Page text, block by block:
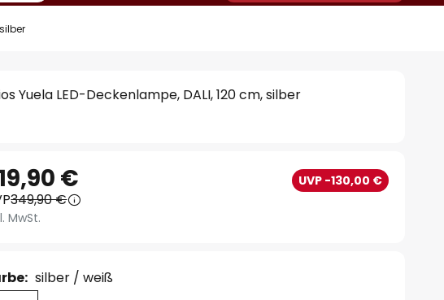
Yuela LED-Deckenlampe, DALI, 120 cm, silber
€ UVP -130,00 €
349,90 €
MwSt.
silber / weiß